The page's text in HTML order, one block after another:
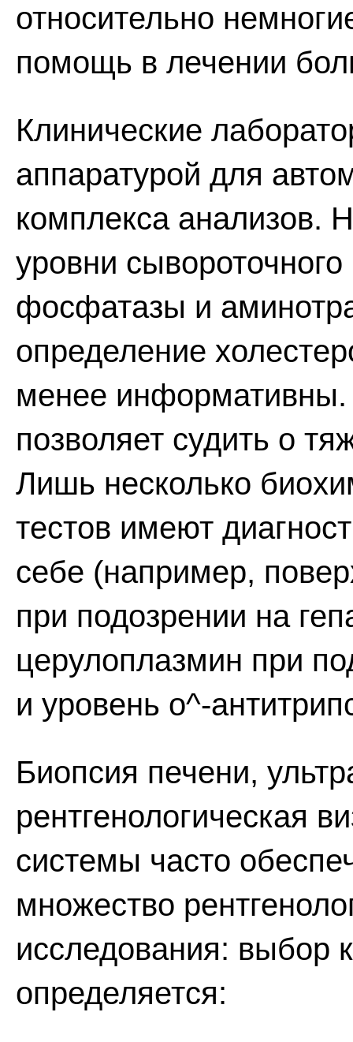
относительно
помощь в лечении
Клинические
аппаратурой для
комплекса анализов.
уровни
фосфатазы и
определение
менее
позволяет судить о
Лишь несколько
тестов имеют
себе (например,
при подозрении на
церулоплазмин при
и уровень о^-
Биопсия печени,
рентгенологическая
системы часто
множество
исследования: выбор
определяется: